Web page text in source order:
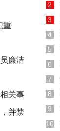
重
廉洁
关事
并禁
2
3
4
5
6
7
8
9
10